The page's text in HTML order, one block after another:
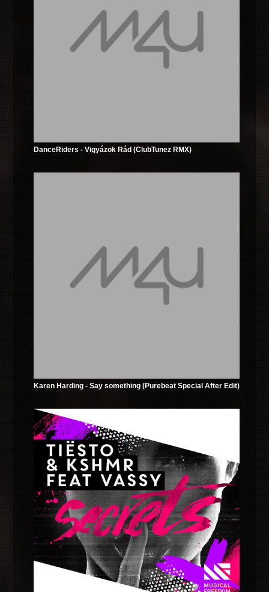
DanceRiders - Vigyázok Rád (ClubTunez RMX)
Karen Harding - Say something (Purebeat Special After Edit)